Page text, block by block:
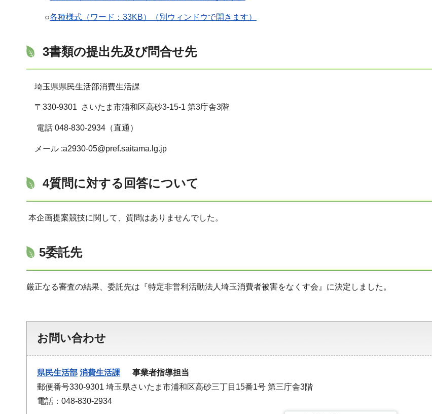
○各種様式（ワード：33KB）（別ウィンドウで開きます）
3書類の提出先及び問合せ先
埼玉県県民生活部消費生活課
〒330-9301 さいたま市浦和区高砂3-15-1 第3庁舎3階
電話 048-830-2934（直通）
メール :a2930-05@pref.saitama.lg.jp
4質問に対する回答について
本企画提案競技に関して、質問はありませんでした。
5委託先
厳正なる審査の結果、委託先は『特定非営利活動法人埼玉消費者被害をなくす会』に決定しました。
お問い合わせ
県民生活部 消費生活課 事業者指導担当
郵便番号330-9301 埼玉県さいたま市浦和区高砂三丁目15番1号 第三庁舎3階
電話：048-830-2934